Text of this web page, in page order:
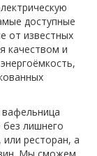
доступные
от известных
качеством и
лишнего
ресторан, а